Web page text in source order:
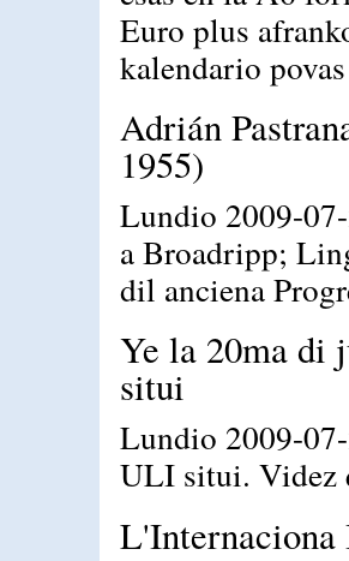
Euro plus
kalendario
Adrián
1955)
Lundio 2009-
a Broadripp;
dil anciena
Ye la 20ma di
situi
Lundio 2009-
ULI situi.
L'Internaciona